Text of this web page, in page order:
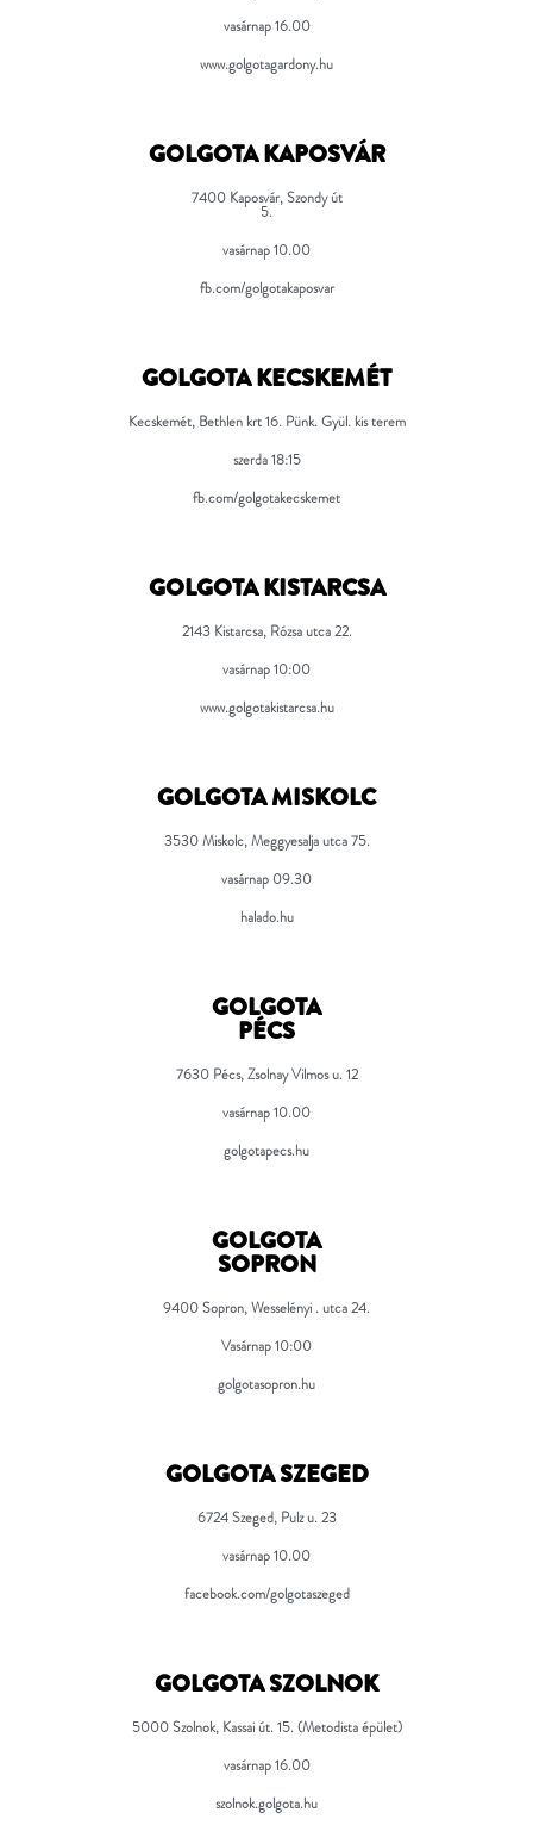
vasárnap 16.00
www.golgotagardony.hu
GOLGOTA KAPOSVÁR
7400 Kaposvár, Szondy út
5.
vasárnap 10.00
fb.com/golgotakaposvar
GOLGOTA KECSKEMÉT
Kecskemét, Bethlen krt 16. Pünk. Gyül. kis terem
szerda 18:15
fb.com/golgotakecskemet
GOLGOTA KISTARCSA
2143 Kistarcsa, Rózsa utca 22.
vasárnap 10:00
www.golgotakistarcsa.hu
GOLGOTA MISKOLC
3530 Miskolc, Meggyesalja utca 75.
vasárnap 09.30
halado.hu
GOLGOTA
PÉCS
7630 Pécs, Zsolnay Vilmos u. 12
vasárnap 10.00
golgotapecs.hu
GOLGOTA
SOPRON
9400 Sopron, Wesselényi . utca 24.
Vasárnap 10:00
golgotasopron.hu
GOLGOTA SZEGED
6724 Szeged, Pulz u. 23
vasárnap 10.00
facebook.com/golgotaszeged
GOLGOTA SZOLNOK
5000 Szolnok, Kassai út. 15. (Metodista épület)
vasárnap 16.00
szolnok.golgota.hu